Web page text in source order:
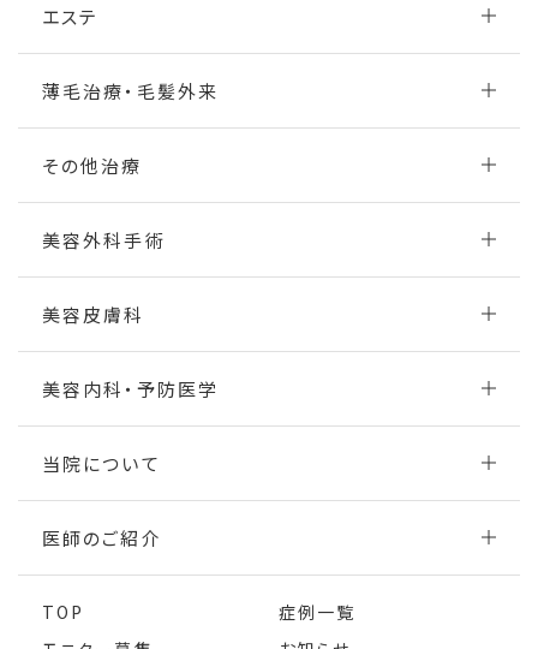
エステ
薄毛治療・毛髪外来
その他治療
美容外科手術
美容皮膚科
美容内科・予防医学
当院について
医師のご紹介
TOP
症例一覧